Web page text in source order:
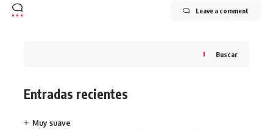
Leave a comment
Buscar
Entradas recientes
Muy suave